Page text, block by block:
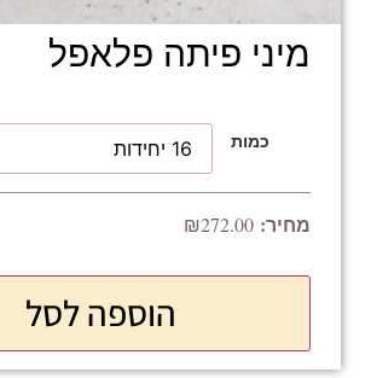
מיני פיתה פלאפל
כמות
₪272.00
הוספה לסל